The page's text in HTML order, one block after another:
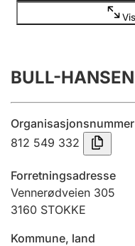
Årsrekneskap
Innsending og
Tinglysing
Jeger
BULL-
Organisasjonsnummer
812 549 332
Forretningsadresse
Vennerødveien 305
3160 STOKKE
Kommune, land